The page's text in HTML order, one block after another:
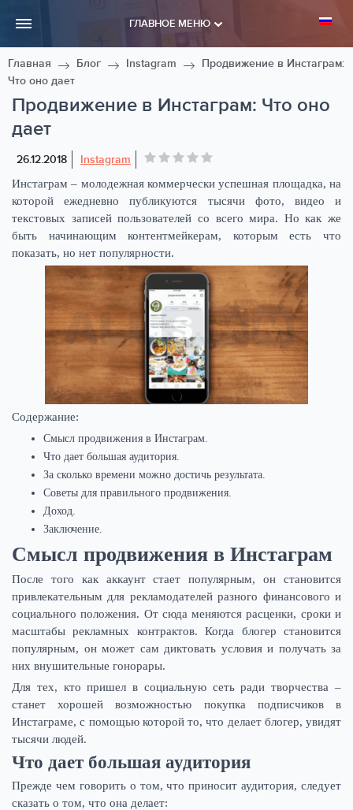
ГЛАВНОЕ МЕНЮ
Главная Блог Instagram
Продвижение в Инстаграм:
Что оно дает
Продвижение в Инстаграм: Что оно
дает
26.12.2018 Instagram
Инстаграм – молодежная коммерчески успешная площадка, на
которой ежедневно публикуются тысячи фото, видео и
текстовых записей пользователей со всего мира. Но как же
быть начинающим контентмейкерам, которым есть что
показать, но нет популярности.
Содержание:
Смысл продвижения в Инстаграм.
Что дает большая аудитория.
За сколько времени можно достичь результата.
Советы для правильного продвижения.
Доход.
Заключение.
Смысл продвижения в Инстаграм
После того как аккаунт стает популярным, он становится
привлекательным для рекламодателей разного финансового и
социального положения. От сюда меняются расценки, сроки и
масштабы рекламных контрактов. Когда блогер становится
популярным, он может сам диктовать условия и получать за
них внушительные гонорары.
Для тех, кто пришел в социальную сеть ради творчества –
станет хорошей возможностью покупка подписчиков в
Инстаграме, с помощью которой то, что делает блогер, увидят
тысячи людей.
Что дает большая аудитория
Прежде чем говорить о том, что приносит аудитория, следует
сказать о том, что она делает: